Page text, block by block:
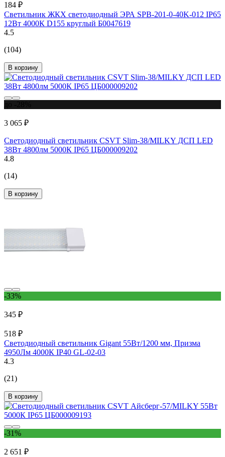
184 ₽
Светильник ЖКХ светодиодный ЭРА SPB-201-0-40K-012 IP65
12Вт 4000К D155 круглый Б0047619
4.5
(104)
В корзину
3 065 ₽
Светодиодный светильник CSVT Slim-38/MILKY ДСП LED
38Вт 4800лм 5000К IP65 ЦБ000009202
4.8
(14)
В корзину
-33%
345 ₽
518 ₽
Cветодиодный светильник Gigant 55Вт/1200 мм, Призма
4950Лм 4000К IP40 GL-02-03
4.3
(21)
В корзину
-31%
2 651 ₽